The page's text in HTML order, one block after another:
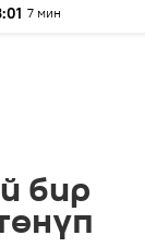
7 мин
бир